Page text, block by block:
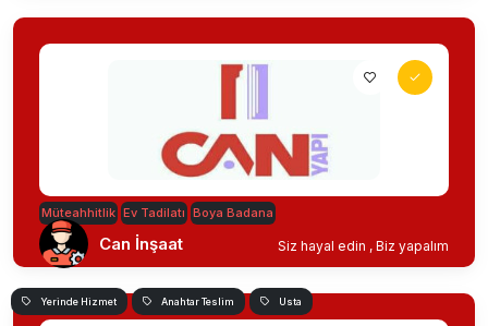
Müteahhitlik Ev Tadilatı Boya Badana
Can İnşaat Siz hayal edin , Biz yapalım
Yerinde Hizmet Anahtar Teslim Usta